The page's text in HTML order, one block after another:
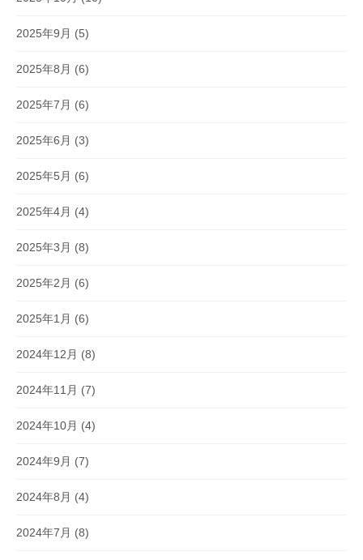
2025年9月 (5)
2025年8月 (6)
2025年7月 (6)
2025年6月 (3)
2025年5月 (6)
2025年4月 (4)
2025年3月 (8)
2025年2月 (6)
2025年1月 (6)
2024年12月 (8)
2024年11月 (7)
2024年10月 (4)
2024年9月 (7)
2024年8月 (4)
2024年7月 (8)